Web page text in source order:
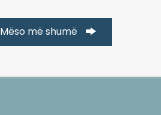
Mëso më shumë